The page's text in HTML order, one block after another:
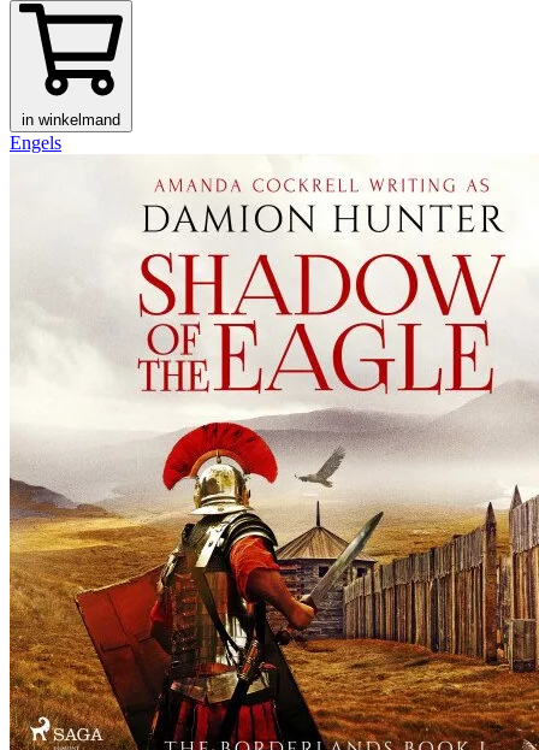
in winkelmand
Engels